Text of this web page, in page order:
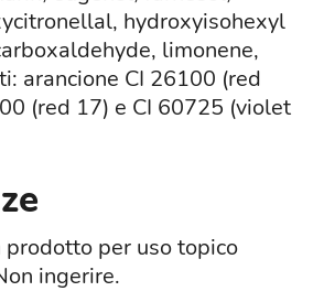
hydroxyisohexyl
limonene,
arancione CI 26100 (red
(red 17) e CI 60725 (violet
prodotto per uso topico
ingerire.